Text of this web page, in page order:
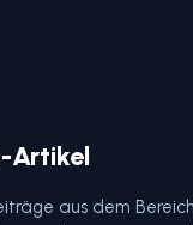
Artikel
aus dem